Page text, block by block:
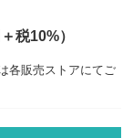
税10%）
各販売ストアにてご